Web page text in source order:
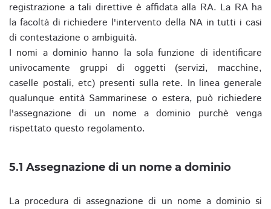
registrazione a tali direttive è affidata alla RA. La RA ha
la facoltà di richiedere l'intervento della NA in tutti i casi
di contestazione o ambiguità.
I nomi a dominio hanno la sola funzione di identificare
univocamente gruppi di oggetti (servizi, macchine,
caselle postali, etc) presenti sulla rete. In linea generale
qualunque entità Sammarinese o estera, può richiedere
l'assegnazione di un nome a dominio purchè venga
rispettato questo regolamento.
5.1 Assegnazione di un nome a dominio
La procedura di assegnazione di un nome a dominio si